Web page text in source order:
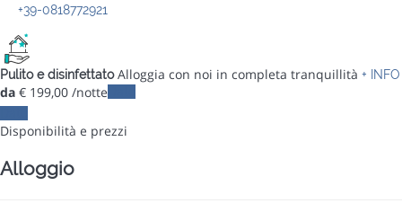
+39-0818772921
Pulito e disinfettato Alloggia con noi in completa tranquillità + INFO
da € 199,00 /notte
Disponibilità e prezzi
Alloggio